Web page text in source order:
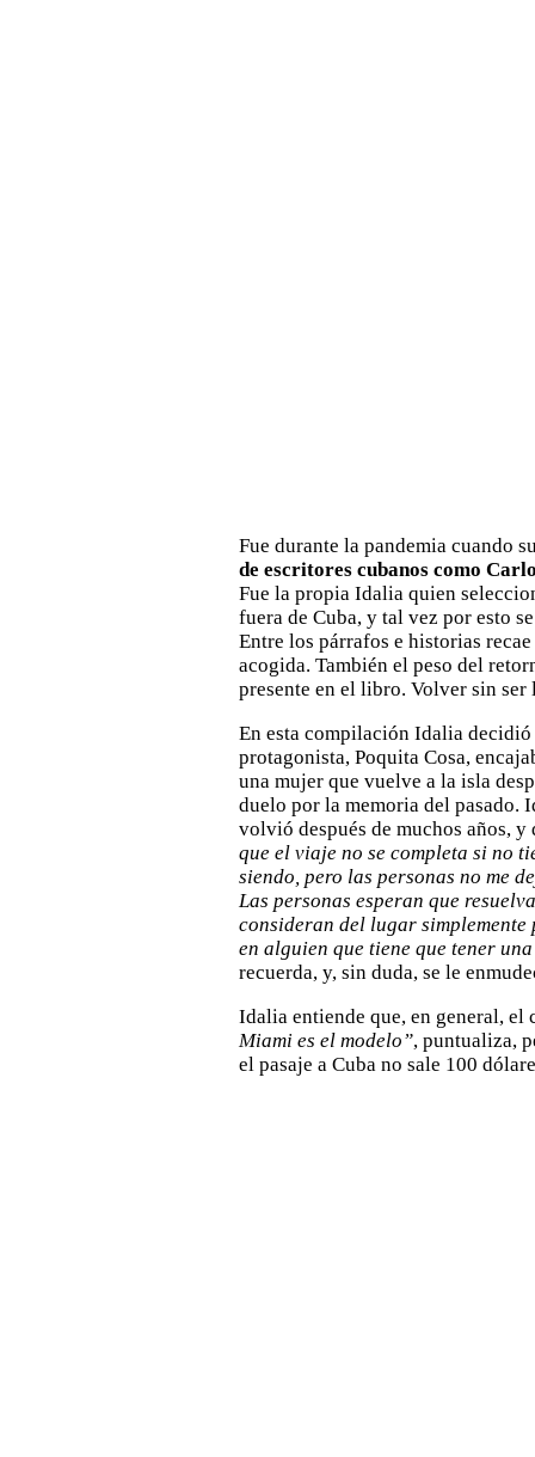
Fue durante la pandemia cuando
de escritores cubanos como
Fue la propia Idalia quien
fuera de Cuba, y tal vez por esto
Entre los párrafos e historias
acogida. También el peso del
presente en el libro. Volver sin
En esta compilación Idalia
protagonista, Poquita Cosa,
una mujer que vuelve a la isla
duelo por la memoria del pasado.
volvió después de muchos años,
que el viaje no se completa si no
siendo, pero las personas no me
Las personas esperan que
consideran del lugar simplemente
en alguien que tiene que tener
recuerda, y, sin duda, se le
Idalia entiende que, en general,
Miami es el modelo”, puntualiza,
el pasaje a Cuba no sale 100